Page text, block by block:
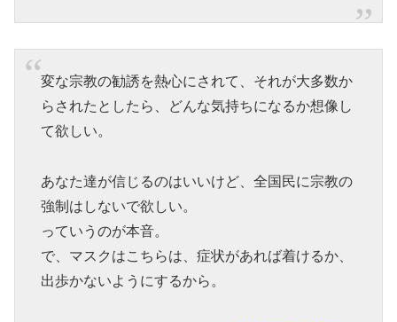
変な宗教の勧誘を熱心にされて、それが大多数か
らされたとしたら、どんな気持ちになるか想像し
て欲しい。
あなた達が信じるのはいいけど、全国民に宗教の
強制はしないで欲しい。
っていうのが本音。
で、マスクはこちらは、症状があれば着けるか、
出歩かないようにするから。